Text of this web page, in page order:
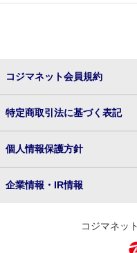
コジマネット会員規約
特定商取引法に基づく表記
個人情報保護方針
企業情報・IR情報
コジマネッ